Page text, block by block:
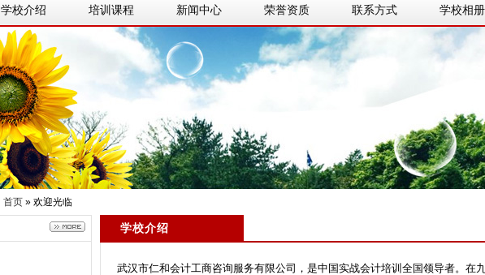
学校介绍 培训课程 新闻中心 荣誉资质 联系方式 学校相册
首页 » 欢迎光临
学校介绍
武汉市仁和会计工商咨询服务有限公司，是中国实战会计培训全国领导者。在